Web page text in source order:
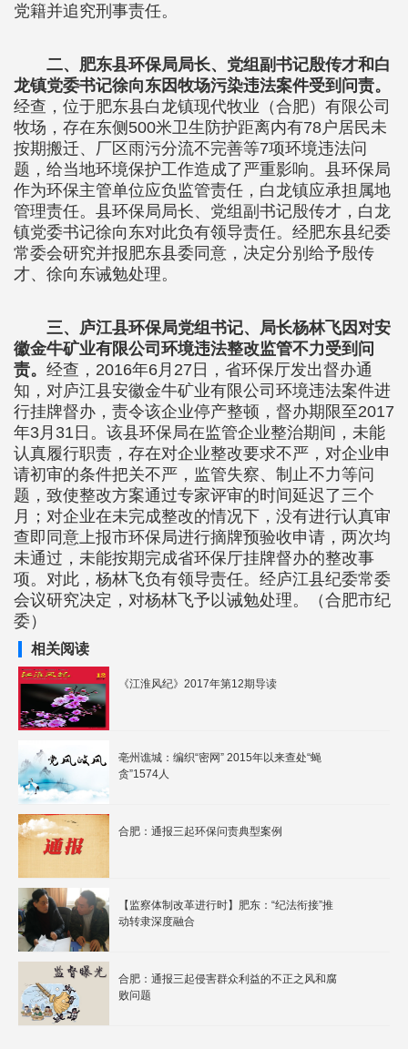
党籍并追究刑事责任。
二、肥东县环保局局长、党组副书记殷传才和白
龙镇党委书记徐向东因牧场污染违法案件受到问责。
经查，位于肥东县白龙镇现代牧业（合肥）有限公司
牧场，存在东侧500米卫生防护距离内有78户居民未
按期搬迁、厂区雨污分流不完善等7项环境违法问
题，给当地环境保护工作造成了严重影响。县环保局
作为环保主管单位应负监管责任，白龙镇应承担属地
管理责任。县环保局局长、党组副书记殷传才，白龙
镇党委书记徐向东对此负有领导责任。经肥东县纪委
常委会研究并报肥东县委同意，决定分别给予殷传
才、徐向东诫勉处理。
三、庐江县环保局党组书记、局长杨林飞因对安
徽金牛矿业有限公司环境违法整改监管不力受到问
责。 经查，2016年6月27日，省环保厅发出督办通
知，对庐江县安徽金牛矿业有限公司环境违法案件进
行挂牌督办，责令该企业停产整顿，督办期限至2017
年3月31日。该县环保局在监管企业整治期间，未能
认真履行职责，存在对企业整改要求不严，对企业申
请初审的条件把关不严，监管失察、制止不力等问
题，致使整改方案通过专家评审的时间延迟了三个
月；对企业在未完成整改的情况下，没有进行认真审
查即同意上报市环保局进行摘牌预验收申请，两次均
未通过，未能按期完成省环保厅挂牌督办的整改事
项。对此，杨林飞负有领导责任。经庐江县纪委常委
会议研究决定，对杨林飞予以诫勉处理。（合肥市纪
委）
相关阅读
《江淮风纪》2017年第12期导读
亳州谯城：编织“密网” 2015年以来查处“蝇
贪”1574人
合肥：通报三起环保问责典型案例
【监察体制改革进行时】肥东：“纪法衔接”推
动转隶深度融合
合肥：通报三起侵害群众利益的不正之风和腐
败问题